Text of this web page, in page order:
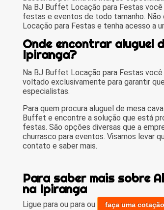
Na BJ Buffet Locação para Festas
festas e eventos de todo tamanho.
Locação para Festas e tenha acesso a
Onde encontrar aluguel
Ipiranga?
Na BJ Buffet Locação para Festas
voltado exclusivamente para garantir
especialistas.
Para quem procura aluguel de mesa
Buffet e encontre a solução que está
festas. São opções diversas que a
churrasco para eventos. Visamos levar
contato e saber mais.
Para saber mais sobre
na Ipiranga
Ligue para ou para ou faça uma cotação